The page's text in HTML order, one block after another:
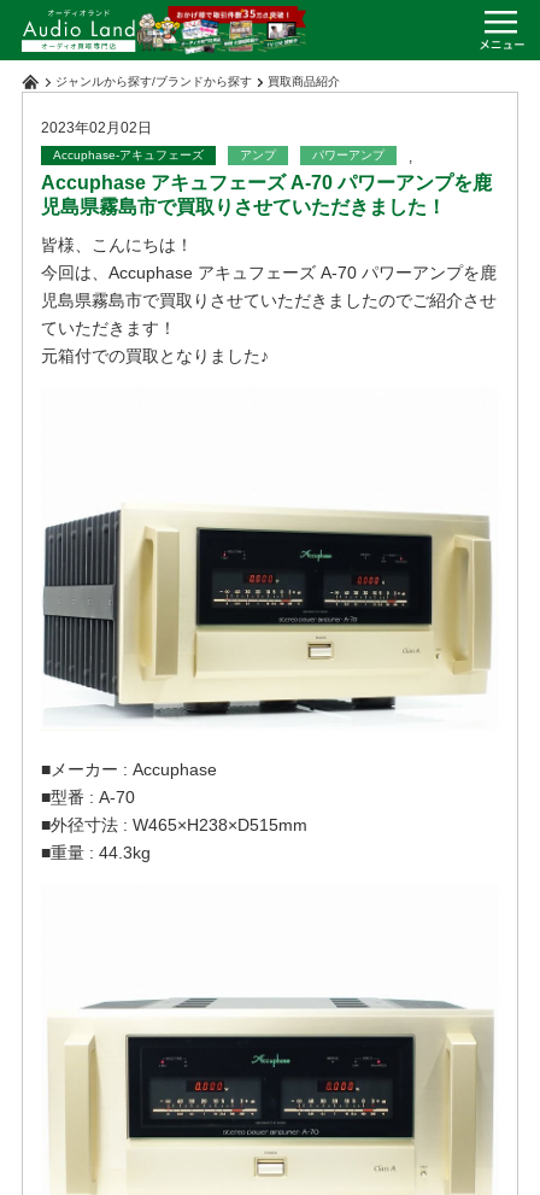
ジャンルから探す/ブランドから探す 買取商品紹介
2023年02月02日
Accuphase-アキュフェーズ アンプ ,
パワーアンプ
Accuphase アキュフェーズ A-70 パワーアンプを鹿
児島県霧島市で買取りさせていただきました！
皆様、こんにちは！
今回は、Accuphase アキュフェーズ A-70 パワーアンプを鹿
児島県霧島市で買取りさせていただきましたのでご紹介させ
ていただきます！
元箱付での買取となりました♪
■メーカー : Accuphase
■型番 : A-70
■外径寸法 : W465×H238×D515mm
■重量 : 44.3kg